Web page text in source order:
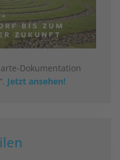
Dokumentation
Jetzt ansehen!